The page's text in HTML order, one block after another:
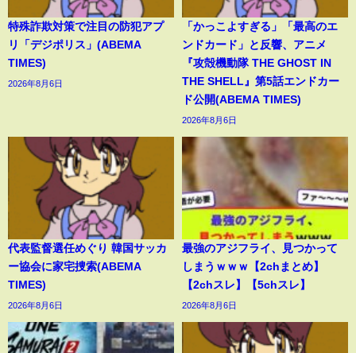
特殊詐欺対策で注目の防犯アプ
リ「デジポリス」(ABEMA
TIMES)
2026年8月6日
「かっこよすぎる」「最高のエ
ンドカード」と反響、アニメ
『攻殻機動隊 THE GHOST IN
THE SHELL』第5話エンドカー
ド公開(ABEMA TIMES)
2026年8月6日
代表監督選任めぐり 韓国サッカ
ー協会に家宅捜索(ABEMA
TIMES)
2026年8月6日
最強のアジフライ、見つかって
しまうｗｗｗ【2chまとめ】
【2chスレ】【5chスレ】
2026年8月6日